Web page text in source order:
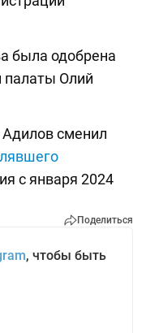
была одобрена
палаты Олий
сменил
с января 2024
Поделиться
, чтобы быть